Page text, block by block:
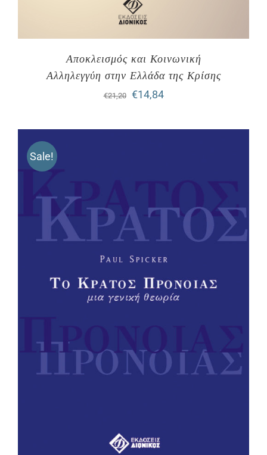
Αποκλεισμός και Κοινωνική
Αλληλεγγύη στην Ελλάδα της Κρίσης
€21,20
Original
€14,84Η
Sale!